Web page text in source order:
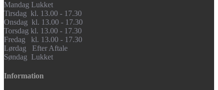
Mandag Lukket
Tirsdag kl. 13.00 - 17.30
Onsdag kl. 13.00 - 17.30
Torsdag kl. 13.00 - 17.30
Fredag kl. 13.00 - 17.30
Lørdag Efter Aftale
Søndag Lukket
Information